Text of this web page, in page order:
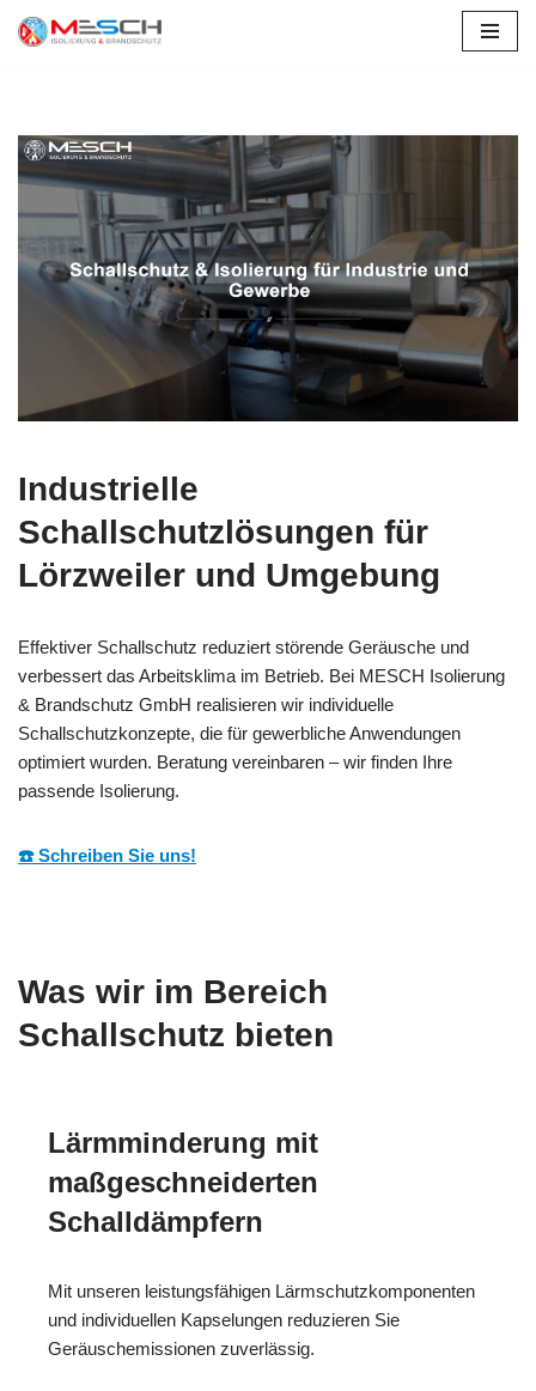
Industrielle
Schallschutzlösungen für
Lörzweiler und Umgebung
Effektiver Schallschutz reduziert störende Geräusche und
verbessert das Arbeitsklima im Betrieb. Bei MESCH Isolierung
& Brandschutz GmbH realisieren wir individuelle
Schallschutzkonzepte, die für gewerbliche Anwendungen
optimiert wurden. Beratung vereinbaren – wir finden Ihre
passende Isolierung.
☎️ Schreiben Sie uns!
Was wir im Bereich
Schallschutz bieten
Lärmminderung mit
maßgeschneiderten
Schalldämpfern
Mit unseren leistungsfähigen Lärmschutzkomponenten
und individuellen Kapselungen reduzieren Sie
Geräuschemissionen zuverlässig.